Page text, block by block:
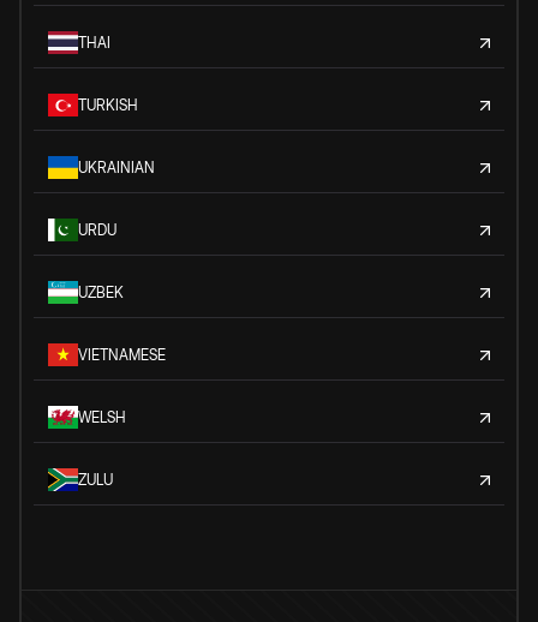
THAI
TURKISH
UKRAINIAN
URDU
UZBEK
VIETNAMESE
WELSH
ZULU